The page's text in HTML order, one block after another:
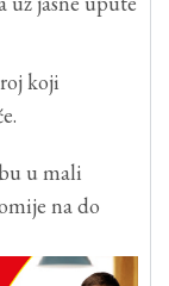
koji
u mali
na do